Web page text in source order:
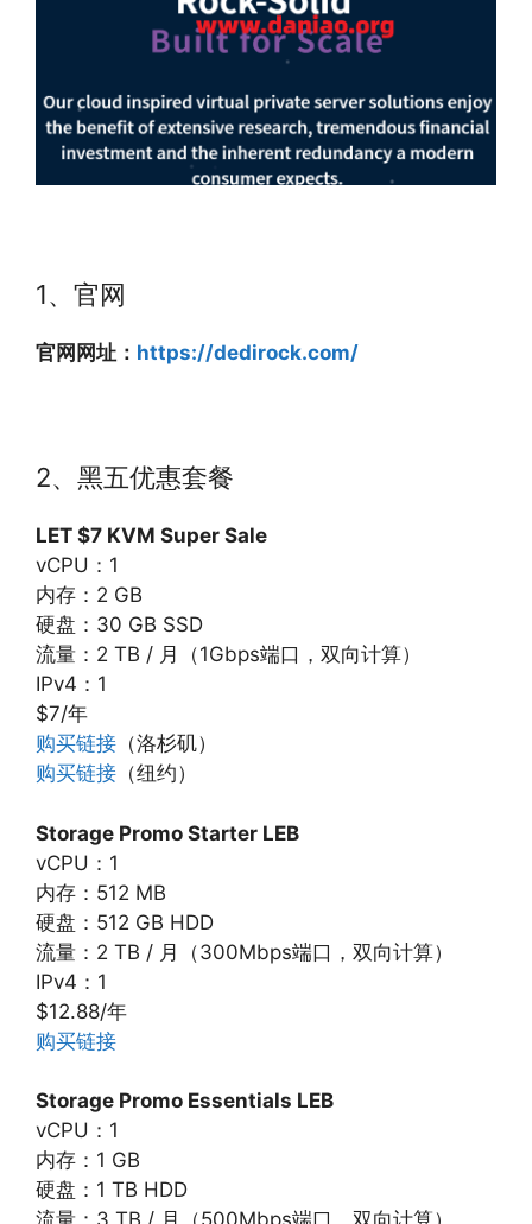
1、官网
官网网址： https://dedirock.com/
2、黑五优惠套餐
LET $7 KVM Super Sale
vCPU：1
内存：2 GB
硬盘：30 GB SSD
流量：2 TB / 月（1Gbps端口，双向计算）
IPv4：1
$7/年
购买链接 （洛杉矶）
购买链接 （纽约）
Storage Promo Starter LEB
vCPU：1
内存：512 MB
硬盘：512 GB HDD
流量：2 TB / 月（300Mbps端口，双向计算）
IPv4：1
$12.88/年
购买链接
Storage Promo Essentials LEB
vCPU：1
内存：1 GB
硬盘：1 TB HDD